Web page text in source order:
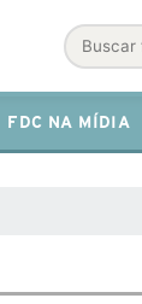
Buscar
FDC NA MÍDIA